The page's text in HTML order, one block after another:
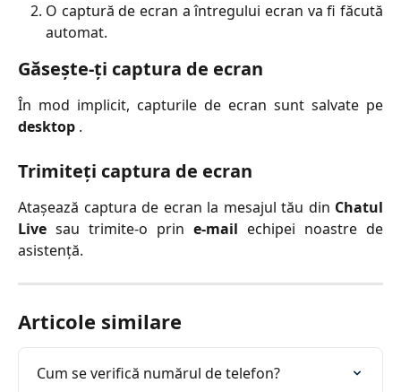
O captură de ecran a întregului ecran va fi făcută
automat.
Găsește-ți captura de ecran
În mod implicit, capturile de ecran sunt salvate pe
desktop .
Trimiteți captura de ecran
Atașează captura de ecran la mesajul tău din Chatul
Live sau trimite-o prin e-mail echipei noastre de
asistență.
Articole similare
Cum se verifică numărul de telefon?